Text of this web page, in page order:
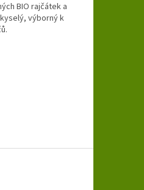
BIO rajčátek a
výborný k